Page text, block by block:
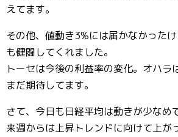
えてます。
その他、値動き3%には届かなかった
も健闘してくれました。
トーセは今後の利益率の変化。オハラ
まだ期待してます。
さて、今日も日経平均は動きが少なめ
来週からは上昇トレンドに向けて上が